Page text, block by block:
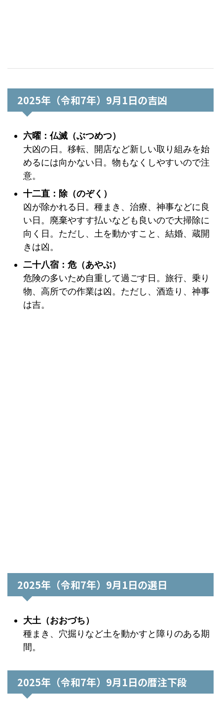
2025年（令和7年）9月1日の吉凶
六曜：仏滅（ぶつめつ）
大凶の日。移転、開店など新しい取り組みを始
めるには向かない日。物もなくしやすいので注
意。
十二直：除（のぞく）
凶が除かれる日。種まき、治療、神事などに良
い日。廃棄やすす払いなども良いので大掃除に
向く日。ただし、土を動かすこと、結婚、蔵開
きは凶。
二十八宿：危（あやぶ）
危険の多いため自重して過ごす日。旅行、乗り
物、高所での作業は凶。ただし、酒造り、神事
は吉。
2025年（令和7年）9月1日の選日
大土（おおづち）
種まき、穴掘りなど土を動かすと障りのある期
間。
2025年（令和7年）9月1日の暦注下段